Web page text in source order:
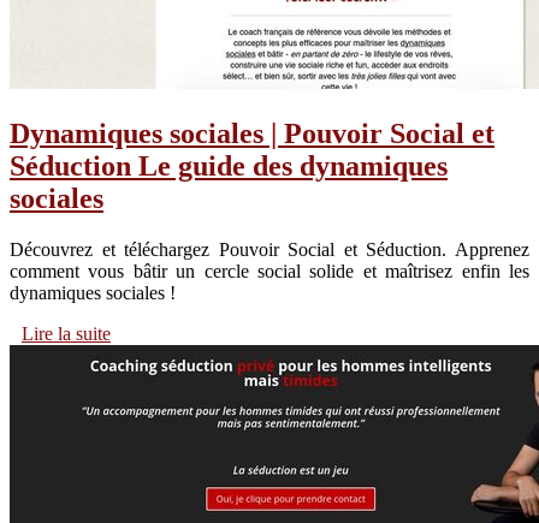
Dynamiques sociales | Pouvoir Social et
Séduction Le guide des dynamiques
sociales
Découvrez et téléchargez Pouvoir Social et Séduction. Apprenez
comment vous bâtir un cercle social solide et maîtrisez enfin les
dynamiques sociales !
Lire la suite